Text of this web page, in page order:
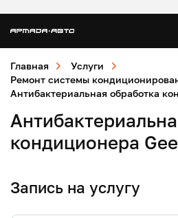
Главная
Услуги
Ремонт системы
Антибактериальная обработка
кондиционера
Запись на услугу